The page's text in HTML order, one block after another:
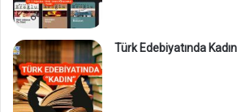
Türk Edebiyatında Kadın